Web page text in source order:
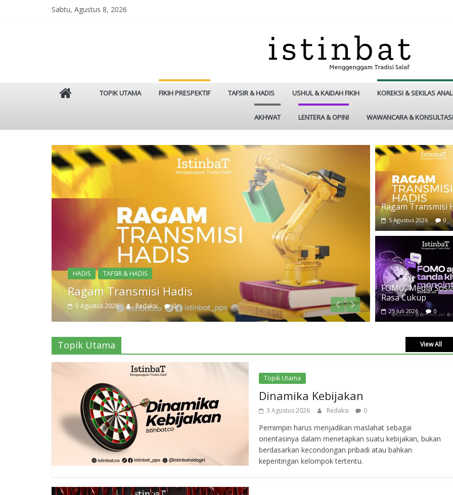
Sabtu, Agustus 8, 2026
Istinbat
Salaf
TOPIK UTAMA FIKIH PRESPEKTIF TAFSIR & HADIS USHUL & KAIDAH FIKIH KOREKSI & SEKILAS
AKHWAT LENTERA & OPINI WAWANCARA & KONSULTASI
Topik Utama
Dinamika Kebijakan
3 Agustus 2026 Redaksi 0
TASAWUF
25 Juli
Ragam Transmisi
5 Agustus 2026 0
FOMO, Media
Rasa Cukup
25 Juli 2026 0
Topik Utama View All
Topik Utama
Dinamika Kebijakan
3 Agustus 2026 Redaksi 0
Pemimpin harus menjadikan maslahat sebagai
orientasinya dalam menetapkan suatu kebijakan, bukan
berdasarkan kecondongan pribadi atau bahkan
kepentingan kelompok tertentu.